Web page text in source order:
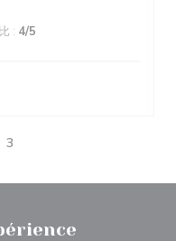
: 4/5
3